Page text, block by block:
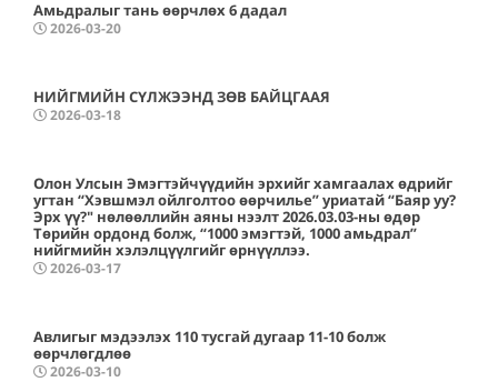
Амьдралыг тань өөрчлөх 6 дадал
2026-03-20
НИЙГМИЙН СҮЛЖЭЭНД ЗӨВ БАЙЦГААЯ
2026-03-18
Олон Улсын Эмэгтэйчүүдийн эрхийг хамгаалах өдрийг
угтан “Хэвшмэл ойлголтоо өөрчилье” уриатай “Баяр уу?
Эрх үү?" нөлөөллийн аяны нээлт 2026.03.03-ны өдөр
Төрийн ордонд болж, “1000 эмэгтэй, 1000 амьдрал”
нийгмийн хэлэлцүүлгийг өрнүүллээ.
2026-03-17
Авлигыг мэдээлэх 110 тусгай дугаар 11-10 болж
өөрчлөгдлөө
2026-03-10